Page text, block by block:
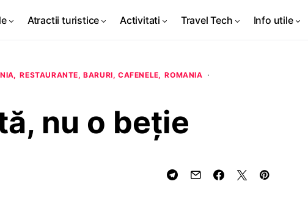
Atractii turistice Activitati Travel Tech Info utile
RESTAURANTE, BARURI, CAFENELE ROMANIA
nu o beție